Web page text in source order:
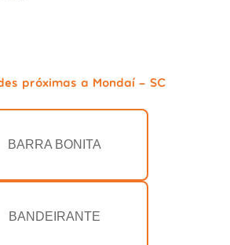
próximas a Mondaí - SC
BARRA BONITA
BANDEIRANTE